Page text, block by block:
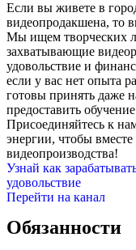
Если вы живете в
видеопродакшена, то
Мы ищем творческих
захватывающие
удовольствие и
если у вас нет опыта
готовы принять даже
предоставить
Присоединяйтесь к
энергии, чтобы
видеопроизводства!
Узнай как
удовольствие
Перейти на канал
Обязанности